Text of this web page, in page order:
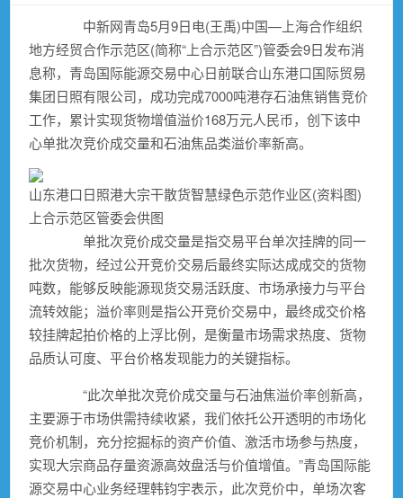
中新网青岛5月9日电(王禹)中国—上海合作组织
地方经贸合作示范区(简称“上合示范区”)管委会9日发布消
息称，青岛国际能源交易中心日前联合山东港口国际贸易
集团日照有限公司，成功完成7000吨港存石油焦销售竞价
工作，累计实现货物增值溢价168万元人民币，创下该中
心单批次竞价成交量和石油焦品类溢价率新高。
山东港口日照港大宗干散货智慧绿色示范作业区(资料图)
上合示范区管委会供图
单批次竞价成交量是指交易平台单次挂牌的同一
批次货物，经过公开竞价交易后最终实际达成成交的货物
吨数，能够反映能源现货交易活跃度、市场承接力与平台
流转效能；溢价率则是指公开竞价交易中，最终成交价格
较挂牌起拍价格的上浮比例，是衡量市场需求热度、货物
品质认可度、平台价格发现能力的关键指标。
“此次单批次竞价成交量与石油焦溢价率创新高，
主要源于市场供需持续收紧，我们依托公开透明的市场化
竞价机制，充分挖掘标的资产价值、激活市场参与热度，
实现大宗商品存量资源高效盘活与价值增值。”青岛国际能
源交易中心业务经理韩钧宇表示，此次竞价中，单场次客